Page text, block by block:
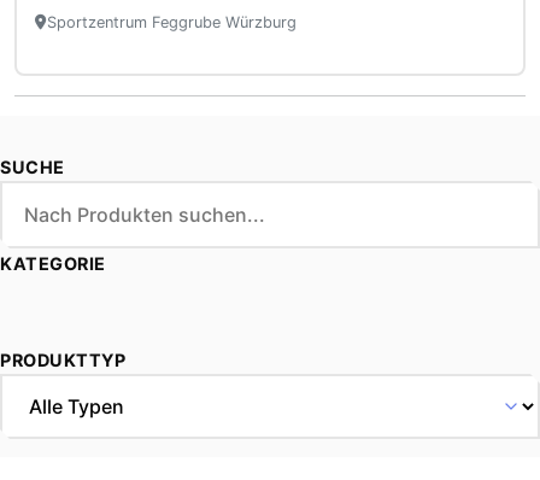
Sportzentrum Feggrube Würzburg
SUCHE
KATEGORIE
PRODUKTTYP